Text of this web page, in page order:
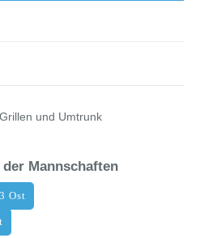
und Umtrunk
Mannschaften
Ost